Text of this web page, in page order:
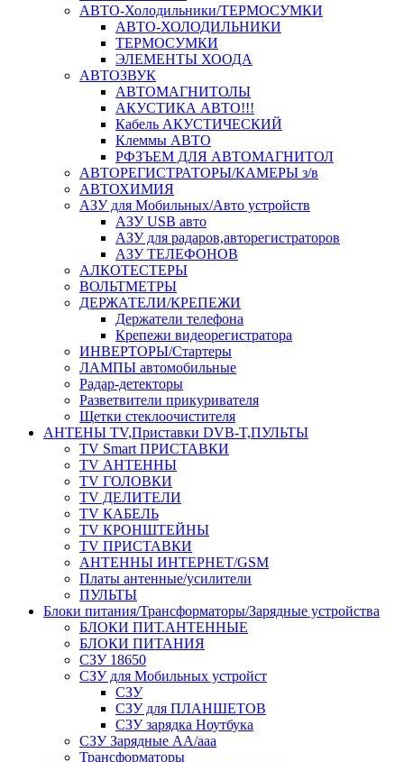
АВТО-Холодильники/ТЕРМОСУМКИ
АВТО-ХОЛОДИЛЬНИКИ
ТЕРМОСУМКИ
ЭЛЕМЕНТЫ ХООДА
АВТОЗВУК
АВТОМАГНИТОЛЫ
АКУСТИКА АВТО!!!
Кабель АКУСТИЧЕСКИЙ
Клеммы АВТО
РФЗЪЕМ ДЛЯ АВТОМАГНИТОЛ
АВТОРЕГИСТРАТОРЫ/КАМЕРЫ з/в
АВТОХИМИЯ
АЗУ для Мобильных/Авто устройств
АЗУ USB авто
АЗУ для радаров,авторегистраторов
АЗУ ТЕЛЕФОНОВ
АЛКОТЕСТЕРЫ
ВОЛЬТМЕТРЫ
ДЕРЖАТЕЛИ/КРЕПЕЖИ
Держатели телефона
Крепежи видеорегистратора
ИНВЕРТОРЫ/Стартеры
ЛАМПЫ автомобильные
Радар-детекторы
Разветвители прикуривателя
Щетки стеклоочистителя
АНТЕНЫ ТV,Приставки DVB-T,ПУЛЬТЫ
TV Smart ПРИСТАВКИ
TV АНТЕННЫ
TV ГОЛОВКИ
TV ДЕЛИТЕЛИ
TV КАБЕЛЬ
TV КРОНШТЕЙНЫ
TV ПРИСТАВКИ
АНТЕННЫ ИНТЕРНЕТ/GSM
Платы антенные/усилители
ПУЛЬТЫ
Блоки питания/Трансформаторы/Зарядные устройства
БЛОКИ ПИТ.АНТЕННЫЕ
БЛОКИ ПИТАНИЯ
СЗУ 18650
СЗУ для Мобильных устройст
СЗУ
СЗУ для ПЛАНШЕТОВ
СЗУ зарядка Ноутбука
СЗУ Зарядные АА/ааа
Трансформаторы